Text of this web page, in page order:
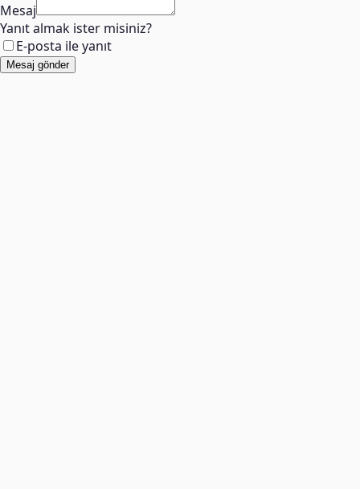
Mesaj
Yanıt almak ister misiniz?
E-posta ile yanıt
Mesaj gönder